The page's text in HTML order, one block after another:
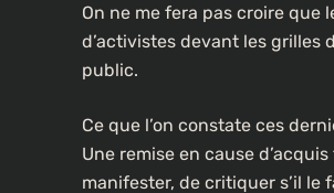
On ne me fera pas croire que
d’activistes devant les grilles
public.
Ce que l’on constate ces
Une remise en cause
manifester, de critiquer s’il le